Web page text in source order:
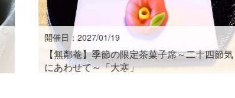
開催日：2027/01/19
【無鄰菴】季節の限定茶菓子席～二十四節気
にあわせて～「大寒」